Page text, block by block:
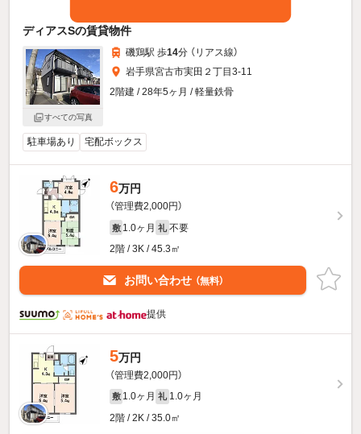
ディアスSの賃貸物件
すべての写真
磯鶏駅 歩14分 （リアス線）
岩手県宮古市実田２丁目3-11
2階建 / 28年5ヶ月 / 軽量鉄骨
駐車場あり 宅配ボックス
6万円
（管理費2,000円）
敷 1.0ヶ月 礼 不要
2階 / 3K / 45.3㎡
お問い合わせ （無料）
提供
5万円
（管理費2,000円）
敷 1.0ヶ月 礼 1.0ヶ月
2階 / 2K / 35.0㎡